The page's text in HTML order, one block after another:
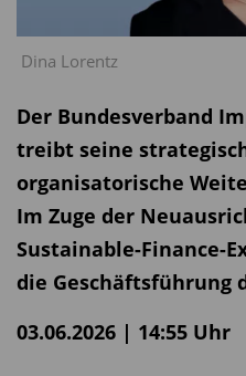
Dina Lorentz
Der Bundesverband
treibt seine
organisatorische
Im Zuge der
Sustainable-Finance-
die Geschäftsführung
03.06.2026 | 14:55 Uhr